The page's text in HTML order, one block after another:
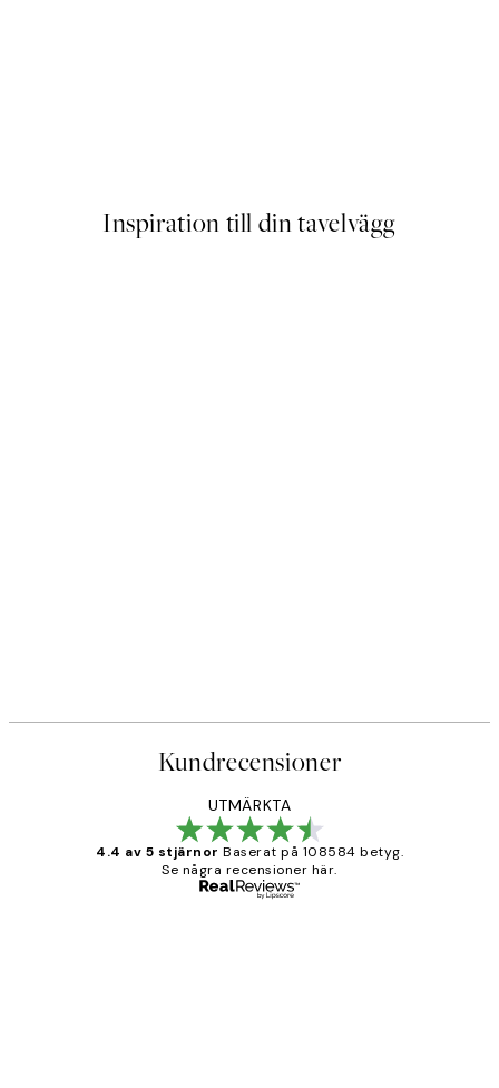
Inspiration till din tavelvägg
Kundrecensioner
UTMÄRKTA
4.4 av 5 stjärnor Baserat på 108584 betyg.
Se några recensioner här.